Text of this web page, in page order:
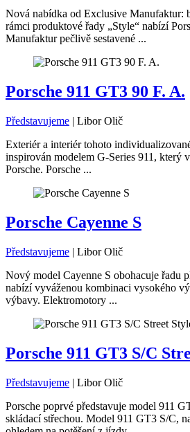
Nová nabídka od Exclusive Manufaktur:
rámci produktové řady „Style“ nabízí
Manufaktur pečlivě sestavené ...
Porsche 911 GT3 90 F. A.
Představujeme | Libor Olič
Exteriér a interiér tohoto
inspirován modelem G-Series 911, který
Porsche. Porsche ...
Porsche Cayenne S
Představujeme | Libor Olič
Nový model Cayenne S obohacuje řadu
nabízí vyváženou kombinaci vysokého
výbavy. Elektromotory ...
Porsche 911 GT3 S/C
Představujeme | Libor Olič
Porsche poprvé představuje model 911
skládací střechou. Model 911 GT3 S/C,